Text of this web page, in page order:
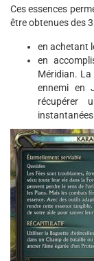
Ces essences
être obtenues des
en achetant
en
Méridian. La
ennemi en
récupérer